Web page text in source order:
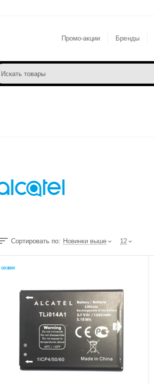
Промо-акции Бренды
Сортировать по: Новинки выше 12